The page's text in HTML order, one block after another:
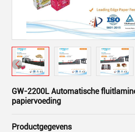
GW-2200L Automatische
papiervoeding
Productgegevens